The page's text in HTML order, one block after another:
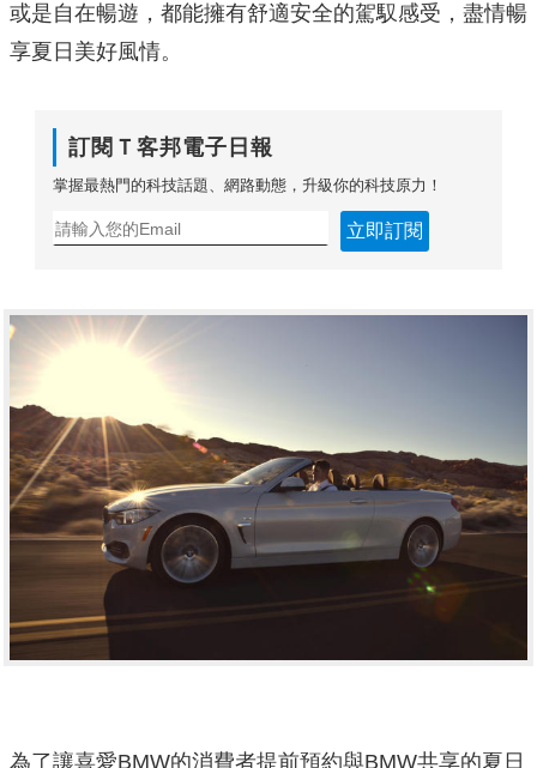
或是自在暢遊，都能擁有舒適安全的駕馭感受，盡情暢
享夏日美好風情。
訂閱Ｔ客邦電子日報
掌握最熱門的科技話題、網路動態，升級你的科技原力！
立即訂閱
為了讓喜愛BMW的消費者提前預約與BMW共享的夏日